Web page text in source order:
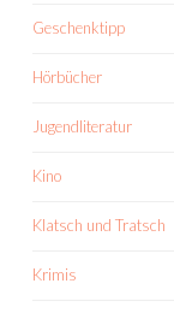
Geschenktipp
Hörbücher
Jugendliteratur
Kino
Klatsch und Tratsch
Krimis